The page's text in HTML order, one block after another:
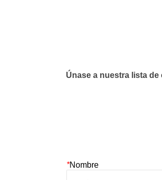
Únase a nuestra lista
*Nombre